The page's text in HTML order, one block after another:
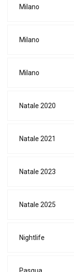
Milano
Milano
Milano
Natale 2020
Natale 2021
Natale 2023
Natale 2025
Nightlife